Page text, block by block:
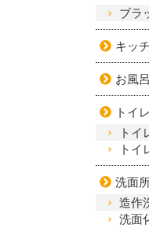
ブラ
キッ
お風呂
トイレ
ト
トイ
洗面
造作
洗面